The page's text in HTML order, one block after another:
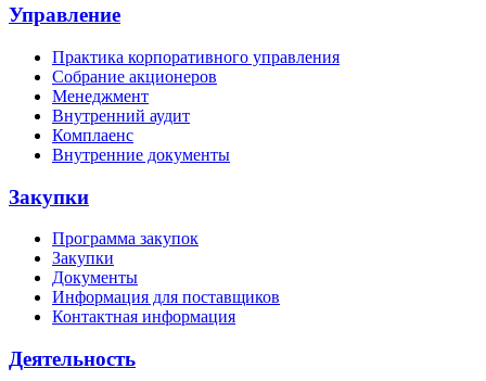
Управление
Практика корпоративного управления
Собрание акционеров
Менеджмент
Внутренний аудит
Комплаенс
Внутренние документы
Закупки
Программа закупок
Закупки
Документы
Информация для поставщиков
Контактная информация
Деятельность